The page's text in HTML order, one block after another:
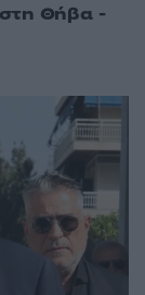
Θήβα -